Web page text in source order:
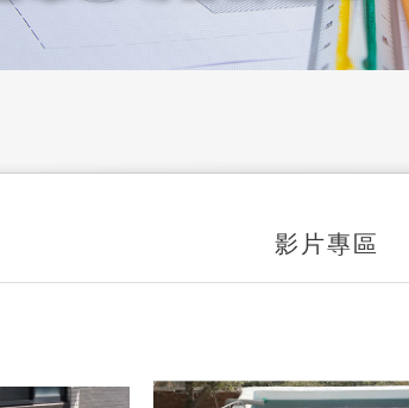
影片專區